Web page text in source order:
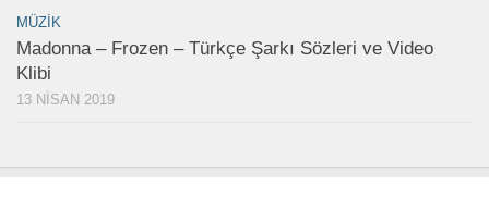
MÜZIK
Madonna – Frozen – Türkçe Şarkı Sözleri ve Video
Klibi
13 NISAN 2019